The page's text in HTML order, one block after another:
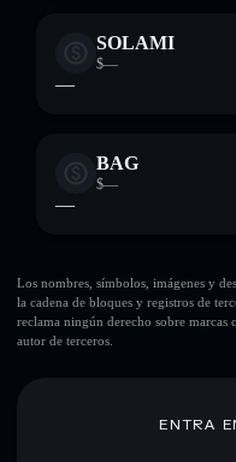
SOLAMI
$—
—
BAG
$—
—
Los nombres, símbolos, imágenes y
la cadena de bloques y registros de
reclama ningún derecho sobre
autor de terceros.
ENTRA